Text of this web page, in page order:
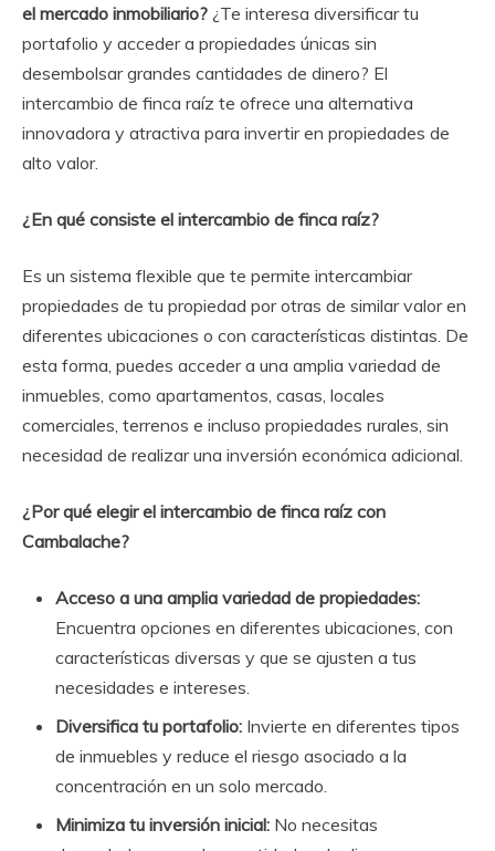
el mercado inmobiliario? ¿Te interesa diversificar tu
portafolio y acceder a propiedades únicas sin
desembolsar grandes cantidades de dinero? El
intercambio de finca raíz te ofrece una alternativa
innovadora y atractiva para invertir en propiedades de
alto valor.
¿En qué consiste el intercambio de finca raíz?
Es un sistema flexible que te permite intercambiar
propiedades de tu propiedad por otras de similar valor en
diferentes ubicaciones o con características distintas. De
esta forma, puedes acceder a una amplia variedad de
inmuebles, como apartamentos, casas, locales
comerciales, terrenos e incluso propiedades rurales, sin
necesidad de realizar una inversión económica adicional.
¿Por qué elegir el intercambio de finca raíz con
Cambalache?
Acceso a una amplia variedad de propiedades:
Encuentra opciones en diferentes ubicaciones, con
características diversas y que se ajusten a tus
necesidades e intereses.
Diversifica tu portafolio: Invierte en diferentes tipos
de inmuebles y reduce el riesgo asociado a la
concentración en un solo mercado.
Minimiza tu inversión inicial: No necesitas